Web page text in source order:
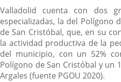
Valladolid cuenta con dos
especializadas, la del Polígono
de San Cristóbal, que, en su
la actividad productiva de la
del municipio, con un 52%
Polígono de San Cristóbal y un
Argales (fuente PGOU 2020).